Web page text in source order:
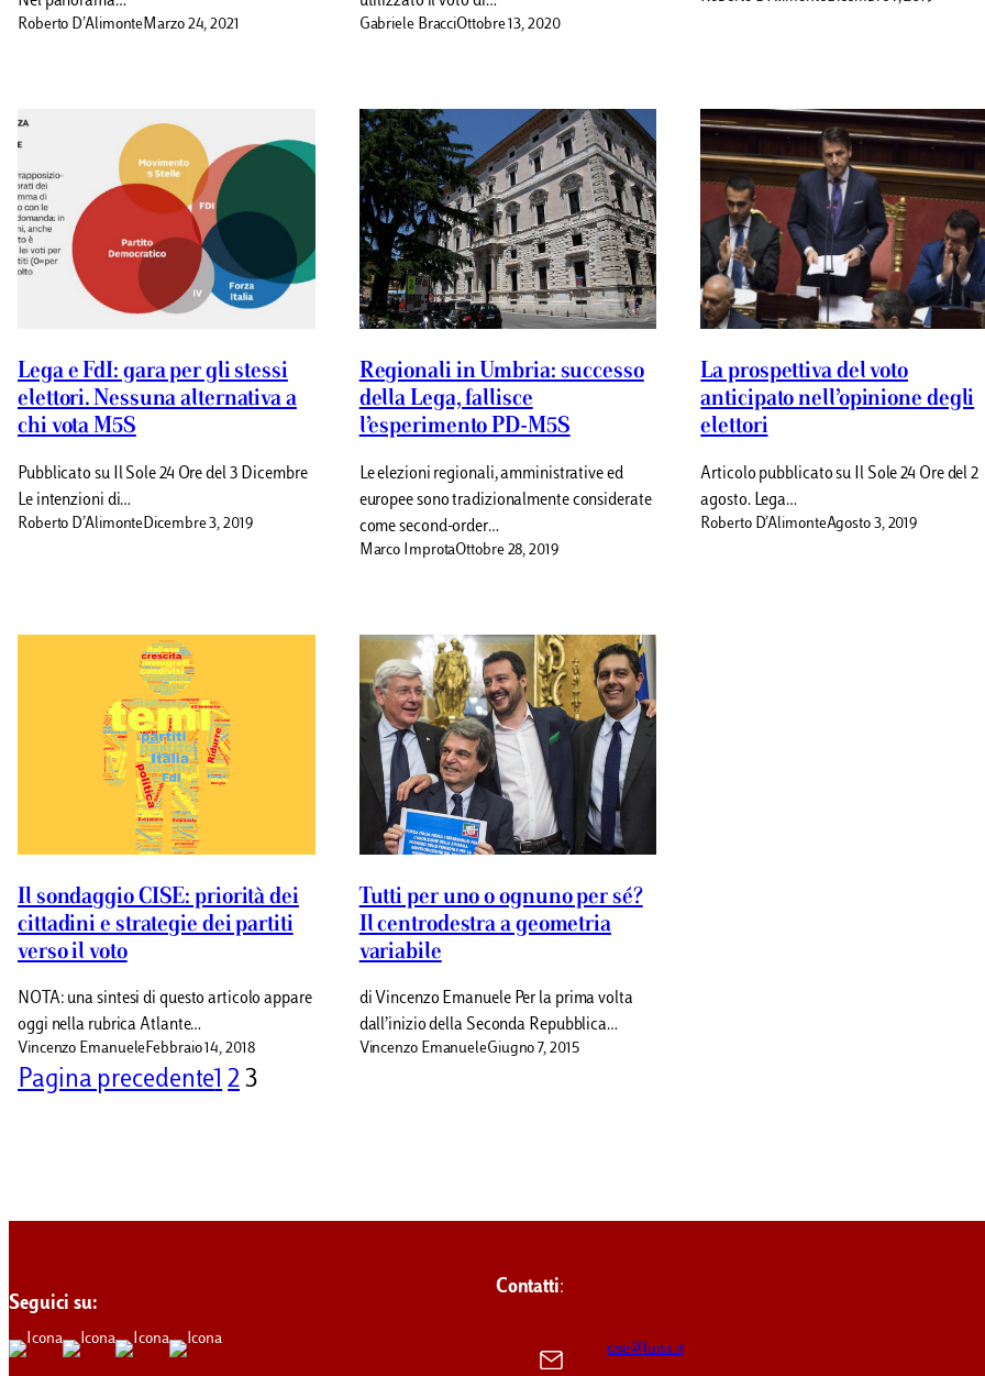
Roberto D’AlimonteMarzo 24, 2021 Gabriele BracciOttobre 13, 2020
Lega e FdI: gara per gli stessi
elettori. Nessuna alternativa a
chi vota M5S
Pubblicato su Il Sole 24 Ore del 3 Dicembre
Le intenzioni di…
Roberto D’Alimonte Dicembre 3, 2019
Regionali in Umbria: successo
della Lega, fallisce
l’esperimento PD-M5S
Le elezioni regionali, amministrative ed
europee sono tradizionalmente considerate
come second-order…
Marco ImprotaOttobre 28, 2019
La prospettiva del voto
anticipato nell’opinione degli
elettori
Articolo pubblicato su Il Sole 24 Ore del 2
agosto. Lega…
Roberto D’AlimonteAgosto 3, 2019
Il sondaggio CISE: priorità dei
cittadini e strategie dei partiti
verso il voto
NOTA: una sintesi di questo articolo appare
oggi nella rubrica Atlante…
Vincenzo EmanueleFebbraio 14, 2018
Tutti per uno o ognuno per sé?
Il centrodestra a geometria
variabile
di Vincenzo Emanuele Per la prima volta
dall’inizio della Seconda Repubblica…
Vincenzo EmanueleGiugno 7, 2015
Pagina precedente1 2 3
Seguici su:
Contatti:
cise@luiss.it